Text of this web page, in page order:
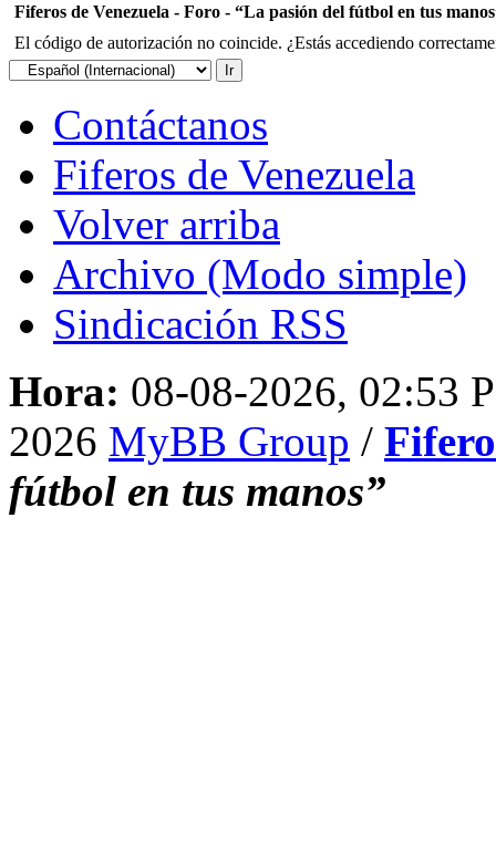
Fiferos de Venezuela - Foro - “La pasión del fútbol en tus
El código de autorización no coincide. ¿Estás accediendo
Contáctanos
Fiferos de Venezuela
Volver arriba
Archivo (Modo simple)
Sindicación RSS
Hora: 08-08-2026, 02:53
2026 MyBB Group /
fútbol en tus manos”